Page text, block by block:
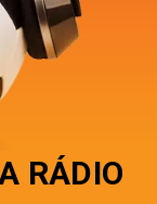
RÁDIO